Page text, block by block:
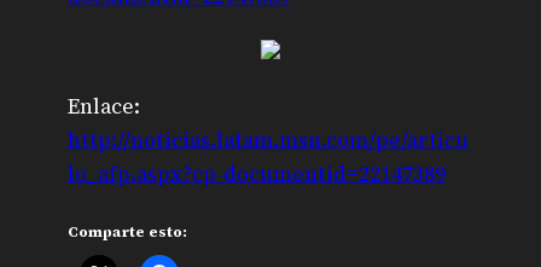
Enlace:
http://noticias.latam.msn.com/pe/articu
lo_afp.aspx?cp-documentid=22147389
Comparte esto: